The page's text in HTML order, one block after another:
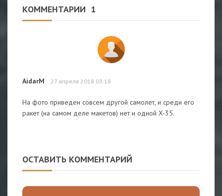
КОММЕНТАРИИ 1
AidarM 27 апреля 2018 03:18
На фото приведен совсем другой самолет, и среди его
ракет (на самом деле макетов) нет и одной X-35.
ОСТАВИТЬ КОММЕНТАРИЙ